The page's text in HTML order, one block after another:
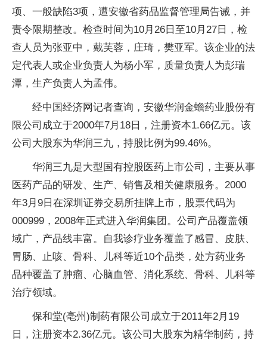
项、一般缺陷3项，遭安徽省药品监督管理局告诫，并
责令限期整改。检查时间为10月26日至10月27日，检
查人员为张亚中，戴芙蓉，庄琦，樊亚军。该企业的法
定代表人或企业负责人为杨小军，质量负责人为彭瑞
潭，生产负责人为孟伟。
经中国经济网记者查询，安徽华润金蟾药业股份有
限公司成立于2000年7月18日，注册资本1.66亿元。该
公司大股东为华润三九，持股比例为99.46%。
华润三九是大型国有控股医药上市公司，主要从事
医药产品的研发、生产、销售及相关健康服务。2000
年3月9日在深圳证券交易所挂牌上市，股票代码为
000999，2008年正式进入华润集团。公司产品覆盖领
域广，产品线丰富。自我诊疗业务覆盖了感冒、皮肤、
胃肠、止咳、骨科、儿科等近10个品类，处方药业务
品种覆盖了肿瘤、心脑血管、消化系统、骨科、儿科等
治疗领域。
保和堂(亳州)制药有限公司成立于2011年2月19
日，注册资本2.36亿元。该公司大股东为精华制药，持